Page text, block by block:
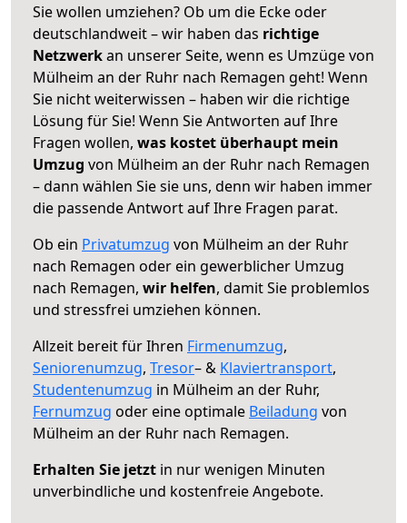
Sie wollen umziehen? Ob um die Ecke oder
deutschlandweit – wir haben das richtige
Netzwerkan unserer Seite, wenn es Umzüge von
Mülheim an der Ruhr nach Remagen geht! Wenn
Sie nicht weiterwissen – haben wir die richtige
Lösung für Sie! Wenn Sie Antworten auf Ihre
Fragen wollen, was kostet überhaupt mein
Umzug von Mülheim an der Ruhr nach Remagen
– dann wählen Sie sie uns, denn wir haben immer
die passende Antwort auf Ihre Fragen parat.
Ob ein Privatumzug von Mülheim an der Ruhr
nach Remagen oder ein gewerblicher Umzug
nach Remagen, wir helfen, damit Sie problemlos
und stressfrei umziehen können.
Allzeit bereit für Ihren Firmenumzug,
Seniorenumzug, Tresor– & Klaviertransport,
Studentenumzug in Mülheim an der Ruhr,
Fernumzug oder eine optimale Beiladung von
Mülheim an der Ruhr nach Remagen.
Erhalten Sie jetzt in nur wenigen Minuten
unverbindliche und kostenfreie Angebote.